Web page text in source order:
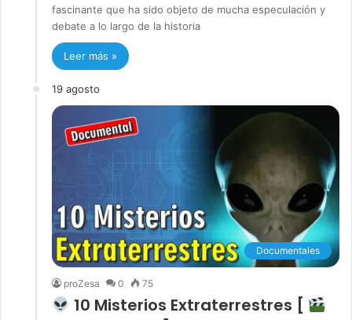
fascinante que ha sido objeto de mucha especulación y
debate a lo largo de la historia
Leer más »
19 agosto
Documentales
proZesa 0 75
10 Misterios Extraterrestres [